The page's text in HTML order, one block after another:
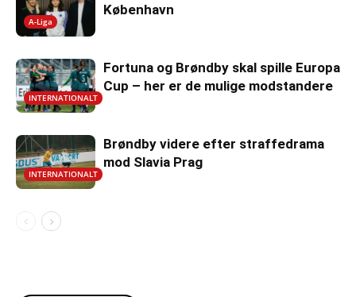
A-Liga
København
INTERNATIONALT
Fortuna og Brøndby skal spille Europa
Cup – her er de mulige modstandere
INTERNATIONALT
Brøndby videre efter straffedrama
mod Slavia Prag